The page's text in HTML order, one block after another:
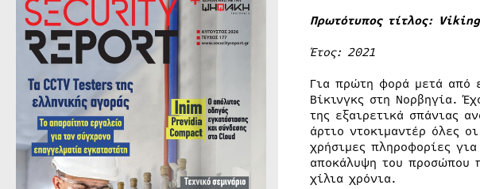
Πρωτότυπος τίτλος:
Έτος: 2021
Για πρώτη φορά μετά από
Βίκινγκς στη Νορβηγία.
της εξαιρετικά σπάνιας
άρτιο ντοκιμαντέρ όλες
χρήσιμες πληροφορίες
αποκάλυψη του προσώπου
χίλια χρόνια.